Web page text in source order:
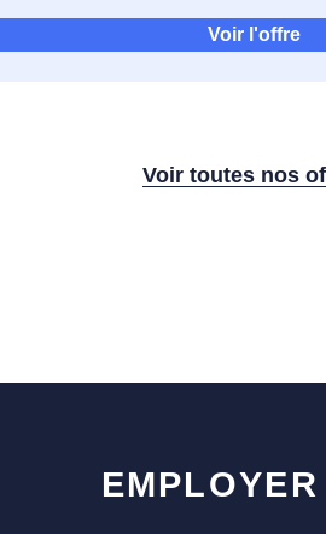
Voir l'offre
Voir toutes nos